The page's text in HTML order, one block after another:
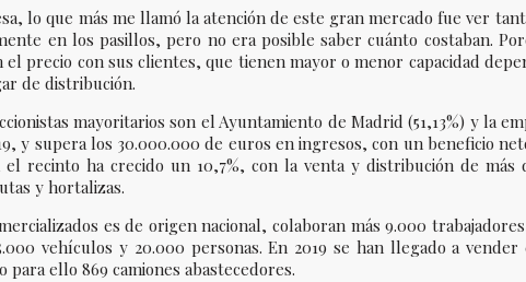
lo que más me llamó la atención de este gran mercado fue ver
en los pasillos, pero no era posible saber cuánto costaban.
el precio con sus clientes, que tienen mayor o menor capacidad
de distribución.
mayoritarios son el Ayuntamiento de Madrid (51,13%) y la
y supera los 30.000.000 de euros en ingresos, con un beneficio
el recinto ha crecido un 10,7%, con la venta y distribución de
y hortalizas.
es de origen nacional, colaboran más 9.000
vehículos y 20.000 personas. En 2019 se han llegado a
para ello 869 camiones abastecedores.